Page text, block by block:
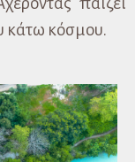
κάτω κόσμου.